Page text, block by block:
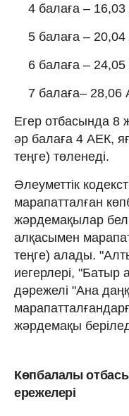
4 балаға –
5 балаға –
6 балаға –
7 балаға– 28,06
Егер отбасында 8
әр балаға 4 АЕК,
теңге) төленеді.
Әлеуметтік
марапатталған
жәрдемақылар
алқасымен
теңге) алады.
иегерлері, "Батыр
дәрежелі "Ана
жәрдемақы
Көпбалалы
ережелері